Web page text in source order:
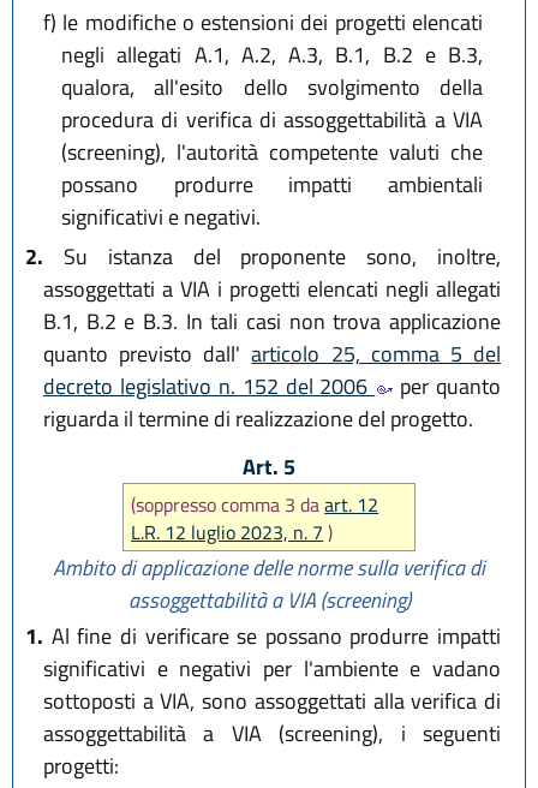
f) le modifiche o estensioni dei progetti elencati
negli allegati A.1, A.2, A.3, B.1, B.2 e B.3,
qualora, all'esito dello svolgimento della
procedura di verifica di assoggettabilità a VIA
(screening), l'autorità competente valuti che
possano produrre impatti ambientali
significativi e negativi.
2. Su istanza del proponente sono, inoltre,
assoggettati a VIA i progetti elencati negli allegati
B.1, B.2 e B.3. In tali casi non trova applicazione
quanto previsto dall'articolo 25, comma 5 del
decreto legislativo n. 152 del 2006
per quanto
riguarda il termine di realizzazione del progetto.
Art. 5
(soppresso comma 3 daart. 12
L.R. 12 luglio 2023, n. 7 )
Ambito di applicazione delle norme sulla verifica di
assoggettabilità a VIA (screening)
1. Al fine di verificare se possano produrre impatti
significativi e negativi per l'ambiente e vadano
sottoposti a VIA, sono assoggettati alla verifica di
assoggettabilità a VIA (screening), i seguenti
progetti: